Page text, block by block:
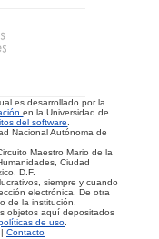
es desarrollado por la
en la Universidad de
del software.
Nacional Autónoma de
Maestro Mario de la
Ciudad
D.F.
siempre y cuando
electrónica. De otra
de la institución.
objetos aquí depositados
de uso.
| Contacto